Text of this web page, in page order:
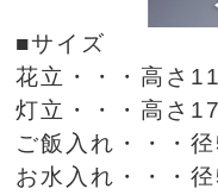
■サイズ
花立・・・高さ
灯立・・・高さ
ご飯入れ・・・
お水入れ・・・